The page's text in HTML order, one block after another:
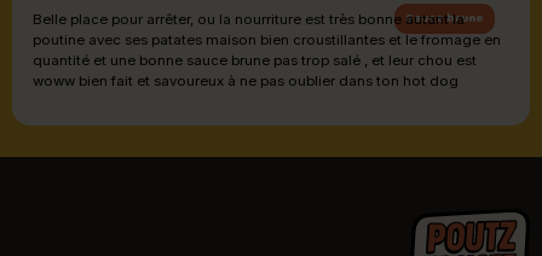
Sauce brune
Belle place pour arrêter, ou la nourriture est très bonne autant la
poutine avec ses patates maison bien croustillantes et le fromage en
quantité et une bonne sauce brune pas trop salé , et leur chou est
woww bien fait et savoureux à ne pas oublier dans ton hot dog